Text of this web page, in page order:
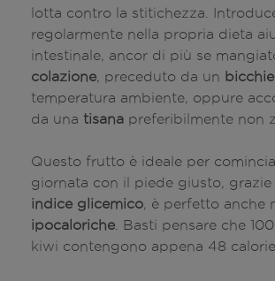
lotta contro la stitichezza.
regolarmente nella propria dieta
intestinale, ancor di più se
colazione , preceduto da un
temperatura ambiente, oppure
da una tisana preferibilmente non
Questo frutto è ideale per
giornata con il piede giusto, grazie
indice glicemico , è perfetto anche
ipocaloriche . Basti pensare che
kiwi contengono appena 48 calorie.